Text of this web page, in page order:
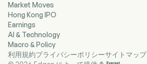
Market Moves
Hong Kong IPO
Earnings
AI & Technology
Macro & Policy
利用規約プライバシーポリシーサイトマップ